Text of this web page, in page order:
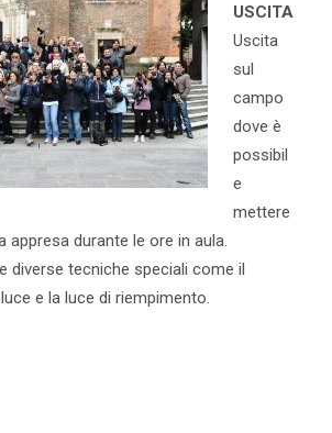
USCITA
Uscita
sul
campo
dove è
possibil
e
mettere
appresa durante le ore in aula.
diverse tecniche speciali come il
e la luce di riempimento.